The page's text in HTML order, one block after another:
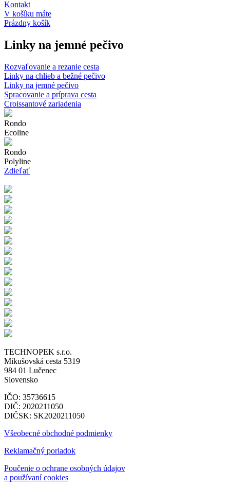
Kontakt
V košíku máte
Prázdny košík
Linky na jemné pečivo
Rozvaľovanie a rezanie cesta
Linky na chlieb a bežné pečivo
Linky na jemné pečivo
Spracovanie a príprava cesta
Croissantové zariadenia
Rondo
Ecoline
Rondo
Polyline
Zdieľať
TECHNOPEK s.r.o.
Mikušovská cesta 5319
984 01 Lučenec
Slovensko
IČO: 35736615
DIČ: 2020211050
DIČSK: SK2020211050
Všeobecné obchodné podmienky
Reklamačný poriadok
Poučenie o ochrane osobných údajov
a používaní cookies